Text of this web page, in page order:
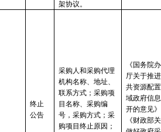
架协议。
终止
公告
采购人和采购代理
机构名称、地址、
联系方式；采购项
目名称、采购编
号，采购方式；采
购项目终止原因；
《国务院
厅关于推
共资源配
域政府信
开的意见
《财政部